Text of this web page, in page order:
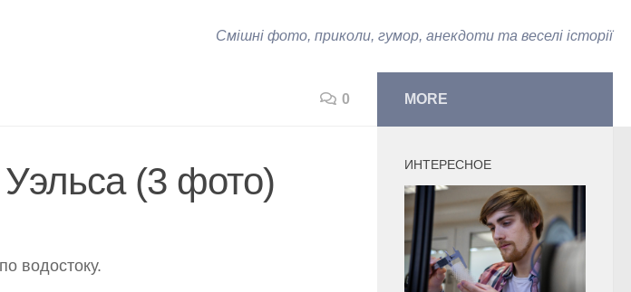
Смішні фото, приколи, гумор, анекдоти та веселі історії
0
(3 фото)
водостоку.
MORE
ИНТЕРЕСНОЕ